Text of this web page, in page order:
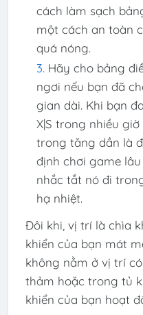
cách làm sạch
một cách an toàn
quá nóng.
Hãy cho bảng
ngơi nếu bạn đã
gian dài. Khi bạn
X|S trong nhiều
trong tăng dần là
định chơi game
nhắc tắt nó đi
hạ nhiệt.
Đôi khi, vị trí là chìa
khiển của bạn mát
không nằm ở vị trí
thảm hoặc trong tủ
khiển của bạn hoạt